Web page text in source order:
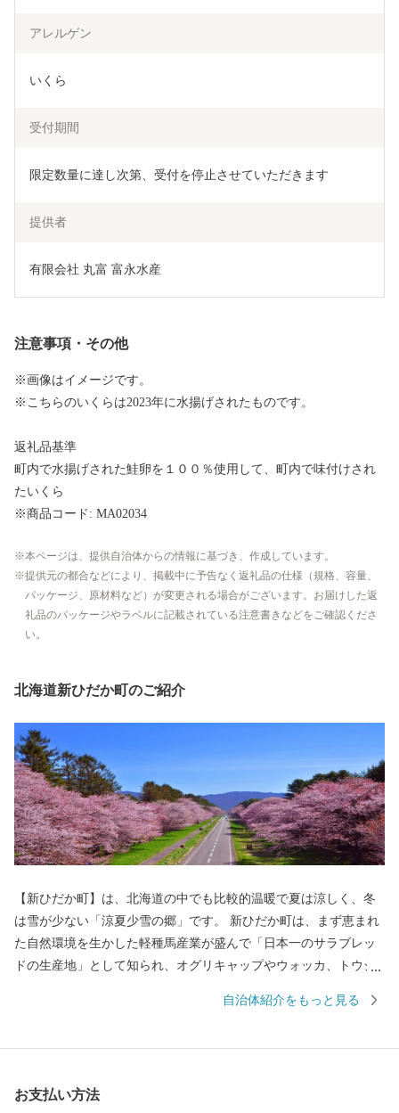
アレルゲン
いくら
受付期間
限定数量に達し次第、受付を停止させていただきます
提供者
有限会社 丸富 富永水産
注意事項・その他
※画像はイメージです。
※こちらのいくらは2023年に水揚げされたものです。
返礼品基準
町内で水揚げされた鮭卵を１００％使用して、町内で味付けされ
たいくら
※商品コード: MA02034
本ページは、提供自治体からの情報に基づき、作成しています。
提供元の都合などにより、掲載中に予告なく返礼品の仕様（規格、容量、
パッケージ、原材料など）が変更される場合がございます。お届けした返
礼品のパッケージやラベルに記載されている注意書きなどをご確認くださ
い。
北海道新ひだか町のご紹介
【新ひだか町】は、北海道の中でも比較的温暖で夏は涼しく、冬
は雪が少ない「涼夏少雪の郷」です。 新ひだか町は、まず恵まれ
た自然環境を生かした軽種馬産業が盛んで「日本一のサラブレッ
ドの生産地」として知られ、オグリキャップやウォッカ、トウシ
と」としての伝統を誇っています。 そして、春には壮大な二十間
や和牛・ミニトマト・花卉など農産物の生産も盛んです。
自治体紹介をもっと見る
お支払い方法